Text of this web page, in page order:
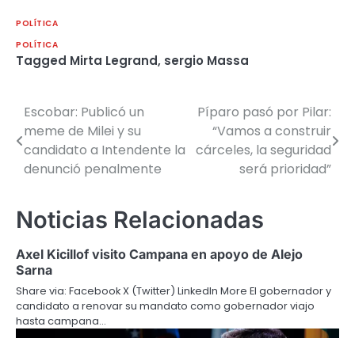
POLÍTICA
POLÍTICA
Tagged Mirta Legrand, sergio Massa
Navegación
de
entradas
Escobar: Publicó un
meme de Milei y su
candidato a Intendente la
denunció penalmente
Píparo pasó por Pilar:
“Vamos a construir
cárceles, la seguridad
será prioridad”
Noticias Relacionadas
Axel Kicillof visito Campana en apoyo de Alejo
Sarna
Share via: Facebook X (Twitter) LinkedIn More El gobernador y
candidato a renovar su mandato como gobernador viajo
hasta campana…